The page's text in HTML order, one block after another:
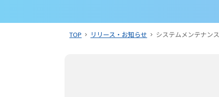
TOP リリース・お知らせ システムメンテナン